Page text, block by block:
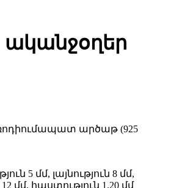
ռոդիումապատ արծաթ (925
5 մմ, լայնություն 8 մմ,
մմ, հաստություն 1.20 մմ